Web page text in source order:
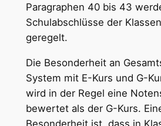
Paragraphen 40 bis 43
Schulabschlüsse der
geregelt.
Die Besonderheit an
System mit E-Kurs und G-
wird in der Regel eine
bewertet als der G-Kurs.
Besonderheit ist, dass in